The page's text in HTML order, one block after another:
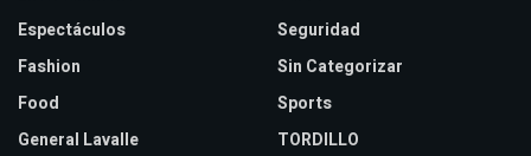
Espectáculos
Fashion
Food
General Lavalle
Seguridad
Sin Categorizar
Sports
TORDILLO